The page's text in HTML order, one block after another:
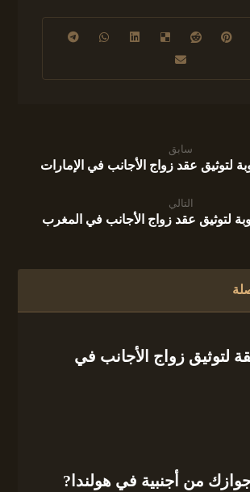
سابق
لتوثيق عقد زواج الأجانب في الإمارات
التالي
لتوثيق عقد زواج الأجانب في المغرب
لتوثيق زواج الأجانب في
من أجنبية في هولندا?